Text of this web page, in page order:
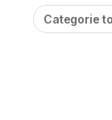
Categorie